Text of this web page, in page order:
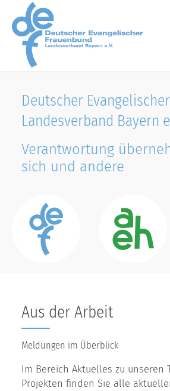
Skip to main content
Deutscher
Landesverband Bayern
Verantwortung
sich und andere
Aus der Arbeit
Meldungen im Überblick
Im Bereich Aktuelles zu unseren
Projekten finden Sie alle